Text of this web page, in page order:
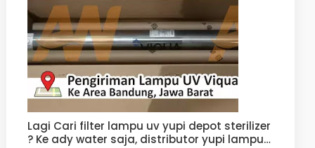
Lagi Cari filter lampu uv yupi depot sterilizer
? Ke ady water saja, distributor yupi lampu